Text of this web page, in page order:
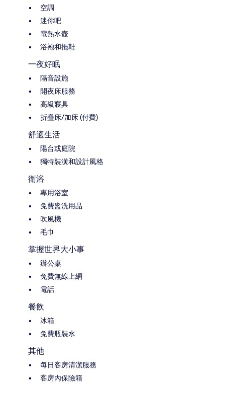
空調
迷你吧
電熱水壺
浴袍和拖鞋
一夜好眠
隔音設施
開夜床服務
高級寢具
折疊床/加床 (付費)
舒適生活
陽台或庭院
獨特裝潢和設計風格
衛浴
專用浴室
免費盥洗用品
吹風機
毛巾
掌握世界大小事
辦公桌
免費無線上網
電話
餐飲
冰箱
免費瓶裝水
其他
每日客房清潔服務
客房內保險箱